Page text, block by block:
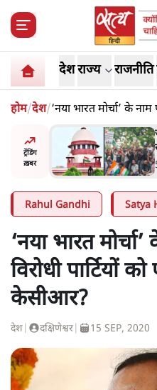
देशराज्य राजनीति
होम/देश/‘नया भारत मोर्चा’ के
पर लाएँगे केसीआर?
ट्रेंडिंग
ख़बर
न
सुने':
Rahul Gandhi Satya
‘नया भारत
विरोधी पार्टियों
केसीआर?
देश दक्षिणेश्वर 15 SEP, 2020